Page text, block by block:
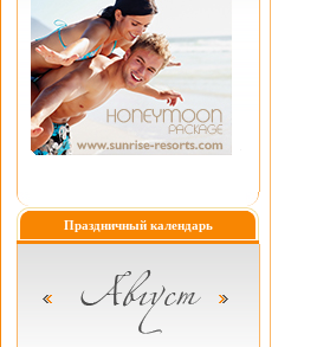
Праздничный календарь